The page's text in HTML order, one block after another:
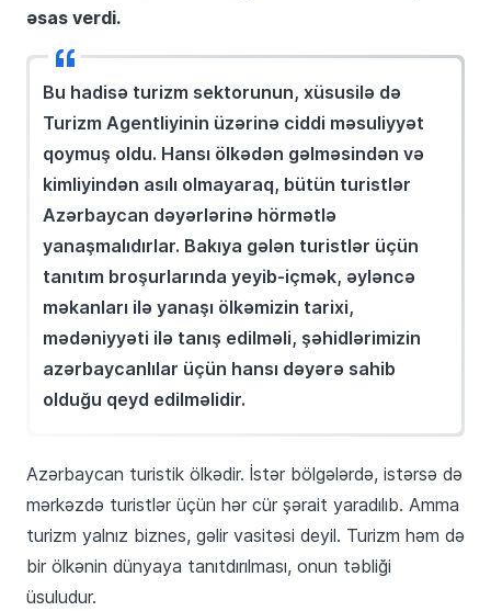
əsas verdi.
Bu hadisə turizm sektorunun, xüsusilə də
Turizm Agentliyinin üzərinə ciddi məsuliyyət
qoymuş oldu. Hansı ölkədən gəlməsindən və
kimliyindən asılı olmayaraq, bütün turistlər
Azərbaycan dəyərlərinə hörmətlə
yanaşmalıdırlar. Bakıya gələn turistlər üçün
tanıtım broşurlarında yeyib-içmək, əyləncə
məkanları ilə yanaşı ölkəmizin tarixi,
mədəniyyəti ilə tanış edilməli, şəhidlərimizin
azərbaycanlılar üçün hansı dəyərə sahib
olduğu qeyd edilməlidir.
Azərbaycan turistik ölkədir. İstər bölgələrdə, istərsə də
mərkəzdə turistlər üçün hər cür şərait yaradılıb. Amma
turizm yalnız biznes, gəlir vasitəsi deyil. Turizm həm də
bir ölkənin dünyaya tanıtdırılması, onun təbliği
üsuludur.